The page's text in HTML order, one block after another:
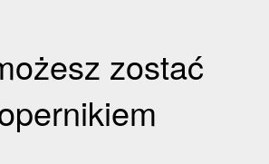
zostać